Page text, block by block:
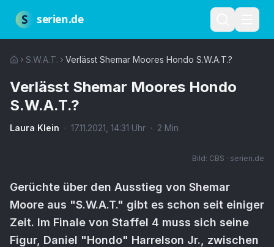
S serien.de
S.W.A.T. Verlässt Shemar Moores Hondo S.W.A.T.?
Verlässt Shemar Moores Hondo
S.W.A.T.?
Laura Klein · 17.11.2021 14:31 Uhr · 2 Min
Bild: CBS · serien.de
Gerüchte über den Ausstieg von Shemar
Moore aus "S.W.A.T." gibt es schon seit einiger
Zeit. Im Finale von Staffel 4 muss sich seine
Figur, Daniel "Hondo" Harrelson Jr., zwischen
Nutzungsbedingungen